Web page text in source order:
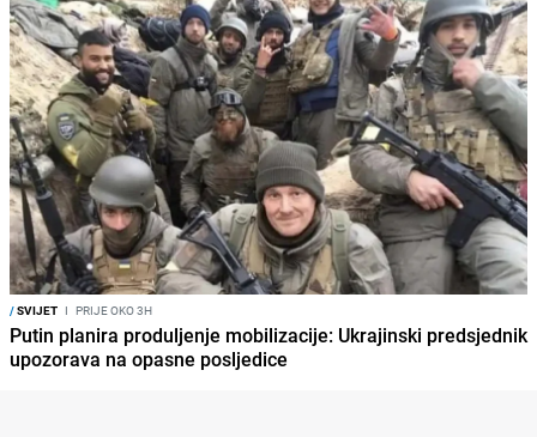
/SVIJET I PRIJE OKO 3H
Putin planira produljenje mobilizacije: Ukrajinski predsjednik
upozorava na opasne posljedice